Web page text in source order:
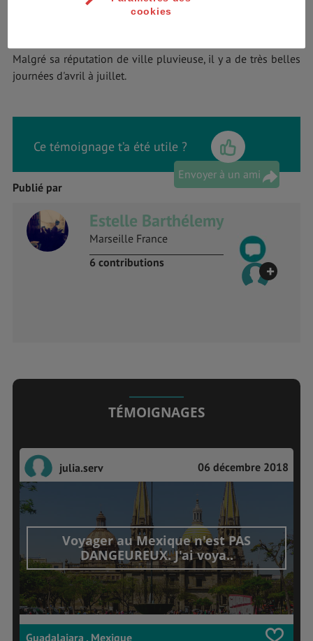
Malgré sa réputation de ville pluvieuse, il y a de très belles
journées d'avril à juillet.
Ce témoignage t’a été utile ?
Envoyer à un ami
Publié par
Estelle Barthélemy
Marseille France
6 contributions
+
TÉMOIGNAGES
julia.serv 06 décembre 2018
Voyager au Mexique n'est PAS
DANGEUREUX. J'ai voya..
Guadalajara , Mexique
cookies